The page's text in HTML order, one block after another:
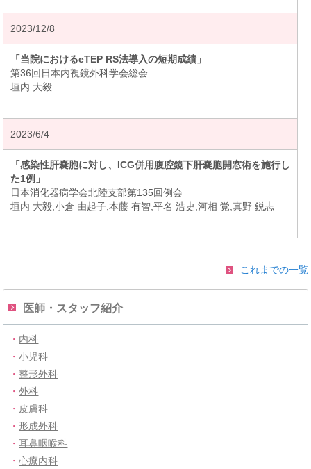
2023/12/8
「当院におけるeTEP RS法導入の短期成績」
第36回日本内視鏡外科学会総会
垣内 大毅
2023/6/4
「感染性肝嚢胞に対し、ICG併用腹腔鏡下肝嚢胞開窓術を施行し
た1例」
日本消化器病学会北陸支部第135回例会
垣内 大毅,小倉 由起子,本藤 有智,平名 浩史,河相 覚,真野 鋭志
これまでの一覧
医師・スタッフ紹介
・ 内科
・小児科
・整形外科
・外科
・ 皮膚科
・ 形成外科
・耳鼻咽喉科
・心療内科